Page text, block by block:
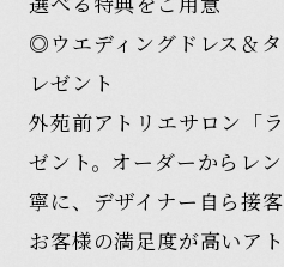
◎ウエディングドレス＆
レゼント
外苑前アトリエサロン「
ゼント。オーダーからレ
寧に、デザイナー自ら接
お客様の満足度が高いア